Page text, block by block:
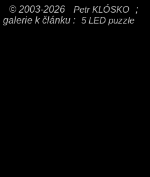
© 2003-2026 Petr KLÓSKO ;
galerie k článku : 5 LED puzzle